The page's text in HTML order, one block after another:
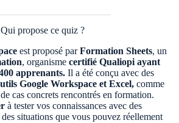
Qui propose ce quiz ?
est proposé parFormation Sheets, un
, organisme certifié Qualiopi ayant
apprenants. Il a été conçu avec des
Google Workspace et Excel, comme
cas concrets rencontrés en formation.
à tester vos connaissances avec des
situations que vous pouvez réellement